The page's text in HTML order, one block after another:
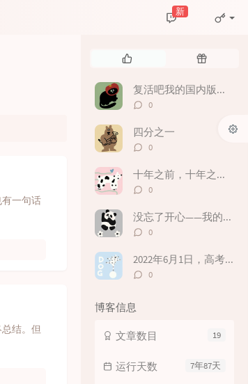
新
一句话
结。但
文
章
随
文复活吧我的国内版博客🤤
评
数：
0
四分之一
评
数：
0
十年之前，十年之后 —— 20岁生日留念
评
数：
0
没忘了开心——我的2024年度回顾
评
数：
0
2022年6月1日，高考之前。
评
0
博客信息
19
文章数目
7年87天
运行天数